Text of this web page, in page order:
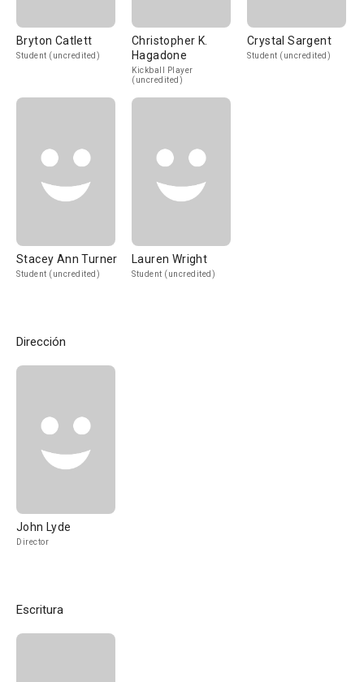
Bryton Catlett
Student (uncredited)
Christopher K.
Hagadone
Kickball Player
(uncredited)
Crystal Sargent
Student (uncredited)
Stacey Ann Turner
Student (uncredited)
Lauren Wright
Student (uncredited)
Dirección
John Lyde
Director
Escritura